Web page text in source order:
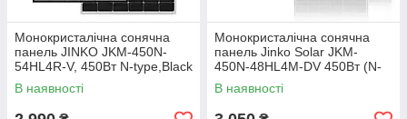
Монокристалічна cонячна
панель JINKO JKM-450N-
54HL4R-V, 450Вт N-type,Black
Frame
В наявності
Монокристалічна сонячна
панель Jinko Solar JKM-
450N-48HL4M-DV 450Вт (N-
Type Double Glass Mono
В наявності